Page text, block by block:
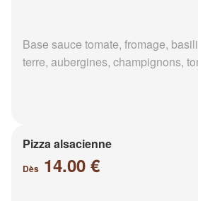
Base sauce tomate, fromage,
terre, aubergines, champignons,
Pizza alsacienne
Dès 14.00 €